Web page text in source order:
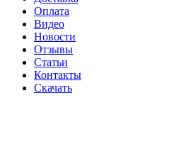
Оплата
Видео
Новости
Отзывы
Статьи
Контакты
Скачать